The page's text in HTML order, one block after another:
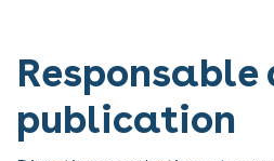
Responsable
publication